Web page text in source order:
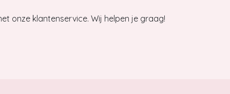
onze klantenservice. Wij helpen je graag!